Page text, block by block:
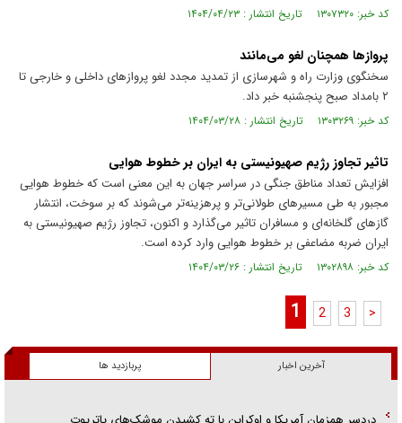
کد خبر: ۱۳۰۷۳۲۰ تاریخ انتشار : ۱۴۰۴/۰۴/۲۳
پروازها همچنان لغو می‌مانند
سخنگوی وزارت راه و شهرسازی از تمدید مجدد لغو پروازهای داخلی و خارجی تا
۲ بامداد صبح پنجشنبه خبر داد.
کد خبر: ۱۳۰۳۲۶۹ تاریخ انتشار : ۱۴۰۴/۰۳/۲۸
تاثیر تجاوز رژیم صهیونیستی به ایران بر خطوط هوایی
افزایش تعداد مناطق جنگی در سراسر جهان به این معنی است که خطوط هوایی
مجبور به طی مسیرهای طولانی‌تر و پرهزینه‌تر می‌شوند که بر سوخت، انتشار
گازهای گلخانه‌ای و مسافران تاثیر می‌گذارد و اکنون، تجاوز رژیم صهیونیستی به
ایران ضربه مضاعفی بر خطوط هوایی وارد کرده است.
کد خبر: ۱۳۰۲۸۹۸ تاریخ انتشار : ۱۴۰۴/۰۳/۲۶
1 2 3 >
آخرین اخبار پربازدید ها